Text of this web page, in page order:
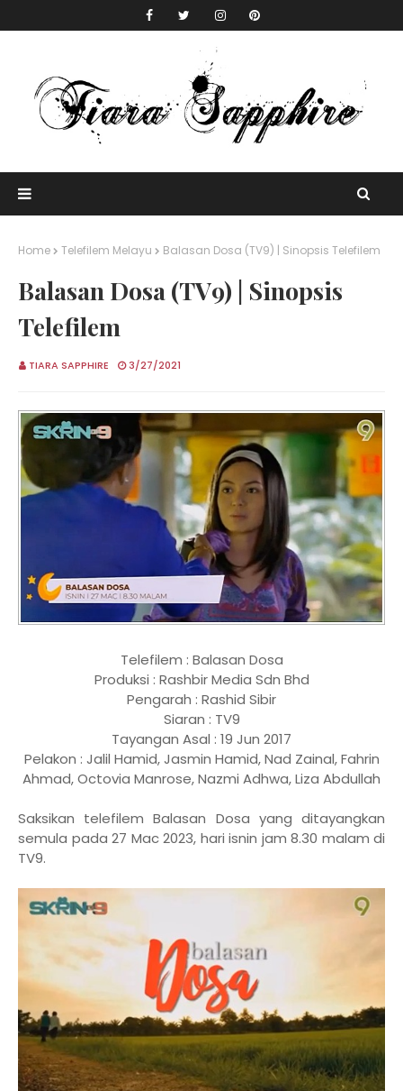
Home Telefilem Melayu Balasan Dosa (TV9) | Sinopsis Telefilem
Balasan Dosa (TV9) | Sinopsis
Telefilem
TIARA SAPPHIRE 3/27/2021
Telefilem : Balasan Dosa
Produksi : Rashbir Media Sdn Bhd
Pengarah : Rashid Sibir
Siaran : TV9
Tayangan Asal : 19 Jun 2017
Pelakon : Jalil Hamid, Jasmin Hamid, Nad Zainal, Fahrin
Ahmad, Octovia Manrose, Nazmi Adhwa, Liza Abdullah
Saksikan telefilem Balasan Dosa yang ditayangkan
semula pada 27 Mac 2023, hari isnin jam 8.30 malam di
TV9.